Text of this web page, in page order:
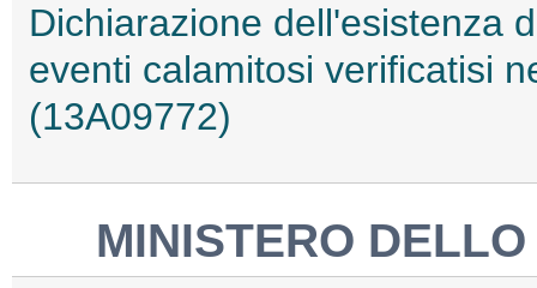
Dichiarazione dell'esistenza
eventi calamitosi verificatisi
(13A09772)
MINISTERO